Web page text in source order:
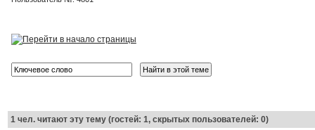
1чел. читают эту тему (гостей: 1, скрытых пользователей: 0)